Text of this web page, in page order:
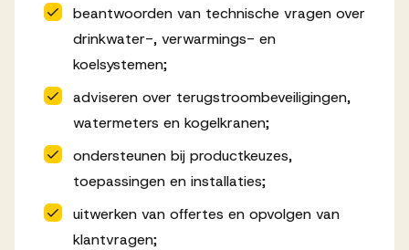
beantwoorden van technische vragen over
drinkwater-, verwarmings- en
koelsystemen;
adviseren over terugstroombeveiligingen,
watermeters en kogelkranen;
ondersteunen bij productkeuzes,
toepassingen en installaties;
uitwerken van offertes en opvolgen van
klantvragen;